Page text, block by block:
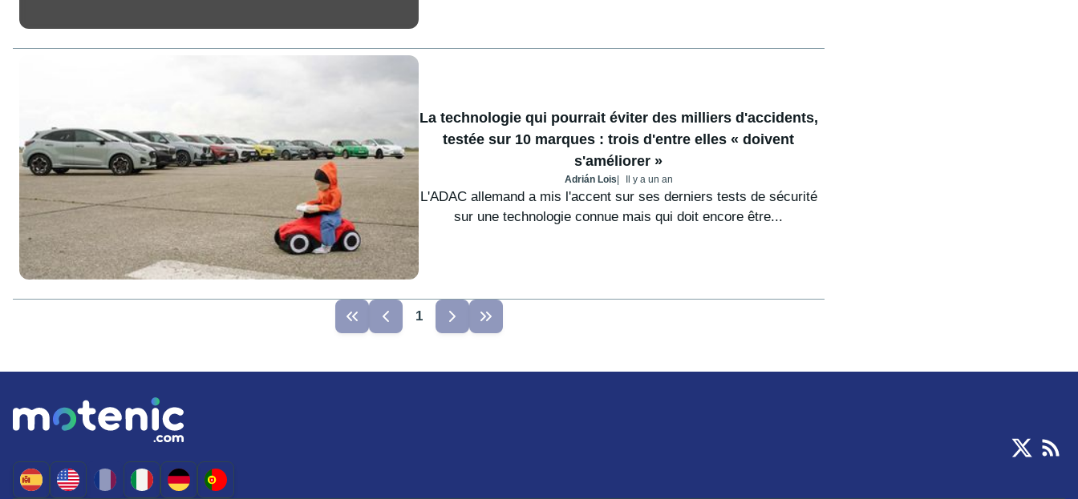
La technologie qui pourrait éviter des milliers d'accidents,
testée sur 10 marques : trois d'entre elles « doivent
s'améliorer »
Adrián Lois Il y a un an
L'ADAC allemand a mis l'accent sur ses derniers tests de sécurité
sur une technologie connue mais qui doit encore être...
1